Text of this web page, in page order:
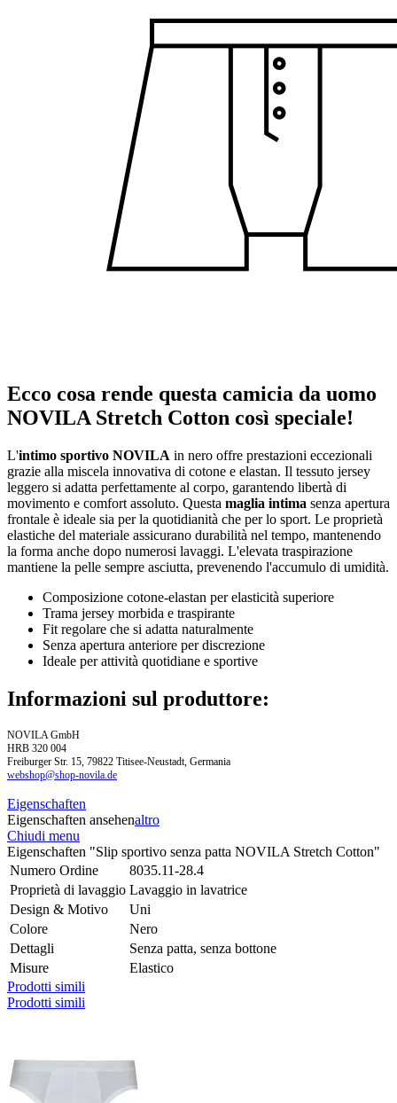
Ecco cosa rende questa camicia da uomo
NOVILA Stretch Cotton così speciale!
L'intimo sportivo NOVILA in nero offre prestazioni eccezionali
grazie alla miscela innovativa di cotone e elastan. Il tessuto jersey
leggero si adatta perfettamente al corpo, garantendo libertà di
movimento e comfort assoluto. Questa maglia intima senza apertura
frontale è ideale sia per la quotidianità che per lo sport. Le proprietà
elastiche del materiale assicurano durabilità nel tempo, mantenendo
la forma anche dopo numerosi lavaggi. L'elevata traspirazione
mantiene la pelle sempre asciutta, prevenendo l'accumulo di umidità.
Composizione cotone-elastan per elasticità superiore
Trama jersey morbida e traspirante
Fit regolare che si adatta naturalmente
Senza apertura anteriore per discrezione
Ideale per attività quotidiane e sportive
Informazioni sul produttore:
NOVILA GmbH
HRB 320 004
Freiburger Str. 15, 79822 Titisee-Neustadt, Germania
webshop@shop-novila.de
Eigenschaften
Eigenschaften ansehenaltro
Chiudi menu
Eigenschaften "Slip sportivo senza patta NOVILA Stretch Cotton"
Numero Ordine
8035.11-28.4
Proprietà di lavaggio Lavaggio in lavatrice
Design & Motivo
Uni
Colore
Nero
Dettagli
Senza patta, senza bottone
Misure
Elastico
Prodotti simili
Prodotti simili